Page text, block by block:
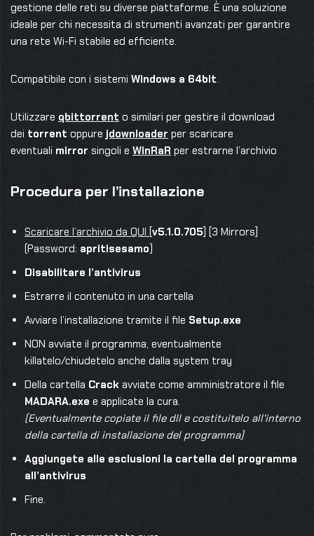
gestione delle reti su diverse piattaforme. È una soluzione
ideale per chi necessita di strumenti avanzati per garantire
una rete Wi-Fi stabile ed efficiente.
Compatibile con i sistemi Windows a 64bit.
Utilizzare qbittorrent o similari per gestire il download
dei torrent oppure jdownloader per scaricare
eventuali mirror singoli e WinRaR per estrarne l’archivio
Procedura per l’installazione
Scaricare l’archivio da QUI [v5.1.0.705] [3 Mirrors]
(Password: apritisesamo)
Disabilitare l’antivirus
Estrarre il contenuto in una cartella
Avviare l’installazione tramite il file Setup.exe
NON avviate il programma, eventualmente
killatelo/chiudetelo anche dalla system tray
Della cartella Crackavviate come amministratore il file
MADARA.exe e applicate la cura.
(Eventualmente copiate il file dll e costituitelo all’interno
della cartella di installazione del programma)
Aggiungete alle esclusioni la cartella del programma
all’antivirus
Fine.